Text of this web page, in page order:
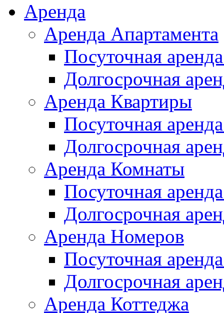
Аренда
Аренда Апартамента
Посуточная
Долгосрочная
Аренда Квартиры
Посуточная
Долгосрочная
Аренда Комнаты
Посуточная
Долгосрочная
Аренда Номеров
Посуточная
Долгосрочная
Аренда Коттеджа